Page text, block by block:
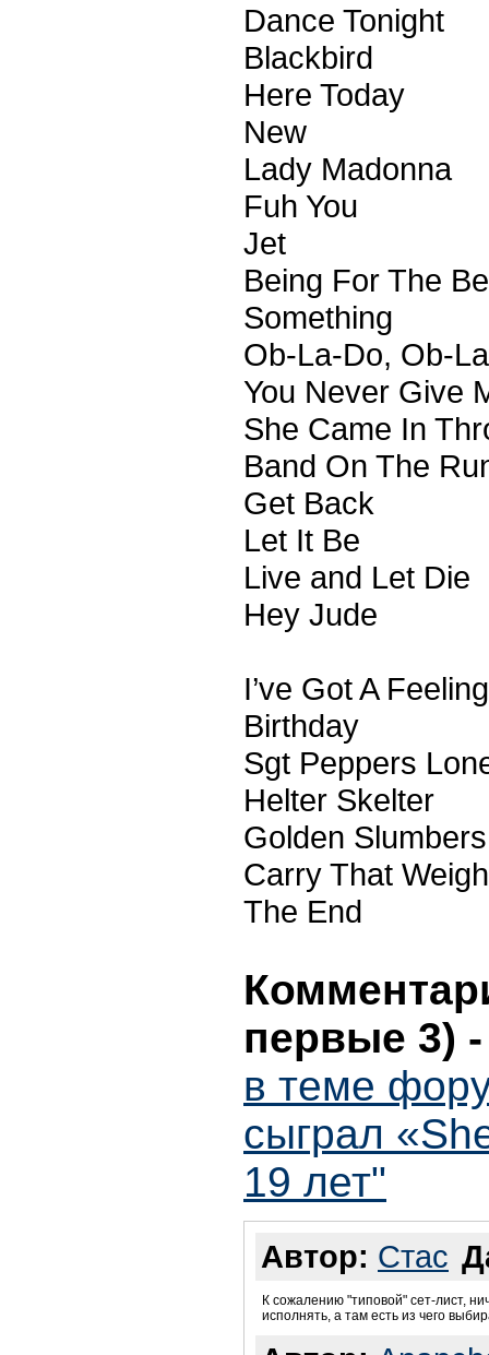
Dance Tonight
Blackbird
Here Today
New
Lady Madonna
Fuh You
Jet
Being For The
Something
Ob-La-Do, Ob-
You Never Give
She Came In
Band On The
Get Back
Let It Be
Live and Let Die
Hey Jude
I’ve Got A Feeling
Birthday
Sgt Peppers
Helter Skelter
Golden Slumbers
Carry That
The End
первые 3)
в теме
сыграл
19 лет"
Автор: Стас
К сожалению "типовой" сет-лист,
исполнять, а там есть из чего